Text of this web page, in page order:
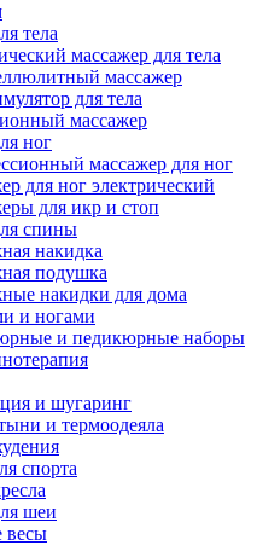
тела
массажер для тела
массажер
для тела
массажер
ног
массажер для ног
для ног электрический
для икр и стоп
спины
накидка
подушка
накидки для дома
и ногами
и педикюрные наборы
и шугаринг
и термоодеяла
спорта
шеи
весы